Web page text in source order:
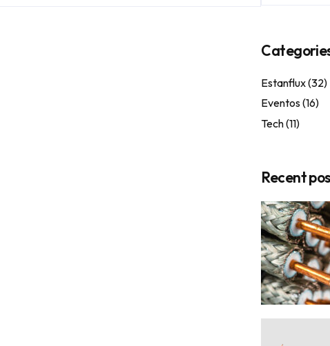
Estanflux(32)
Eventos(16)
Tech(11)
Recent